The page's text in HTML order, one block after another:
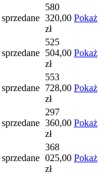
sprzedane
580
320,00
zł
Pokaż
sprzedane
525
504,00
zł
Pokaż
sprzedane
553
728,00
zł
Pokaż
sprzedane
297
360,00
zł
Pokaż
sprzedane
368
025,00
zł
Pokaż